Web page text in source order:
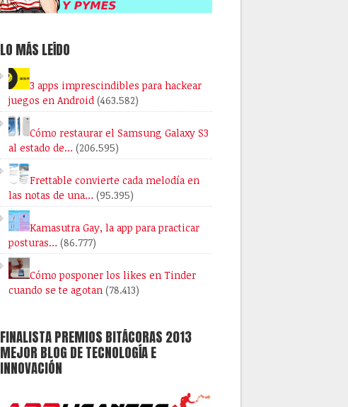
LO MÁS LEÍDO
3 apps imprescindibles para hackear
juegos en Android (463.582)
Cómo restaurar el Samsung Galaxy S3
al estado de… (206.595)
Frettable convierte cada melodía en
las notas de una… (95.395)
Kamasutra Gay, la app para practicar
posturas… (86.777)
Cómo posponer los likes en Tinder
cuando se te agotan (78.413)
FINALISTA PREMIOS BITÁCORAS 2013
MEJOR BLOG DE TECNOLOGÍA E
INNOVACIÓN